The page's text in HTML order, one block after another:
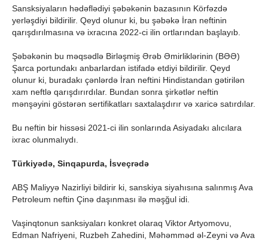
Sansksiyaların hədəflədiyi şəbəkənin bazasının Körfəzdə
yerləşdiyi bildirilir. Qeyd olunur ki, bu şəbəkə İran neftinin
qarışdırılmasına və ixracına 2022-ci ilin ortlarından başlayıb.
Şəbəkənin bu məqsədlə Birləşmiş Ərəb Əmirliklərinin (BƏƏ)
Şarca portundakı anbarlardan istifadə etdiyi bildirilir. Qeyd
olunur ki, buradakı çənlərdə İran neftini Hindistandan gətirilən
xam neftlə qarışdırırdılar. Bundan sonra şirkətlər neftin
mənşəyini göstərən sertifikatları saxtalaşdırır və xaricə satırdılar.
Bu neftin bir hissəsi 2021-ci ilin sonlarında Asiyadakı alıcılara
ixrac olunmalıydı.
Türkiyədə, Sinqapurda, İsveçrədə
ABŞ Maliyyə Nazirliyi bildirir ki, sanskiya siyahısına salınmış Ava
Petroleum neftin Çinə daşınması ilə məşğul idi.
Vaşinqtonun sanksiyaları konkret olaraq Viktor Artyomovu,
Edman Nafriyeni, Ruzbeh Zahedini, Məhəmməd əl-Zeyni və Ava